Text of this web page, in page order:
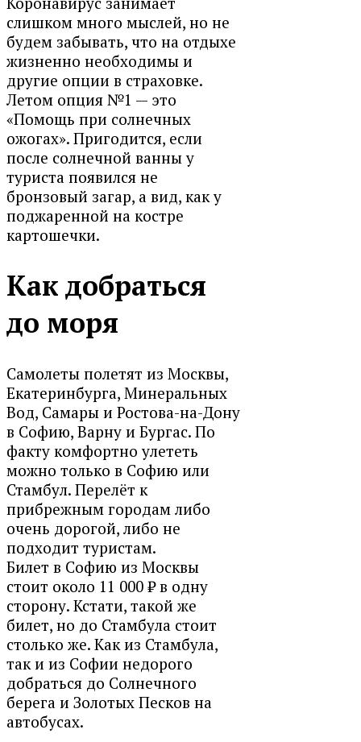
слишком много мыслей, но не
будем забывать, что на отдыхе
жизненно необходимы и
другие опции в страховке.
Летом опция №1 — это
«Помощь при солнечных
ожогах». Пригодится, если
после солнечной ванны у
туриста появился не
бронзовый загар, а вид, как у
поджаренной на костре
картошечки.
Как добраться
до моря
Самолеты полетят из Москвы,
Екатеринбурга, Минеральных
Вод, Самары и Ростова-на-Дону
в Софию, Варну и Бургас. По
факту комфортно улететь
можно только в Софию или
Стамбул. Перелёт к
прибрежным городам либо
очень дорогой, либо не
подходит туристам.
Билет в Софию из Москвы
стоит около 11 000 ₽ в одну
сторону. Кстати, такой же
билет, но до Стамбула стоит
столько же. Как из Стамбула,
так и из Софии недорого
добраться до Солнечного
берега и Золотых Песков на
автобусах.